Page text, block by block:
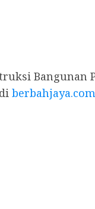
Bangunan
berbahjaya.com